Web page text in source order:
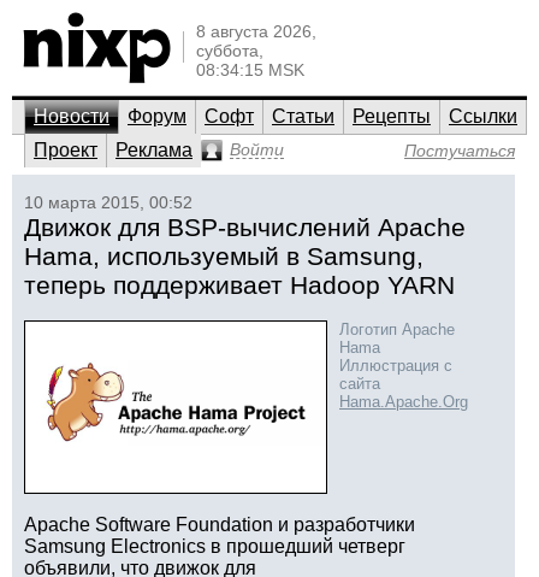
8 августа 2026,
суббота,
08:34:15 MSK
Новости Форум Софт Статьи Рецепты
Ссылки
Проект
Реклама Войти Постучаться
10 марта 2015, 00:52
Движок для BSP-вычислений Apache
Hama, используемый в Samsung,
теперь поддерживает Hadoop YARN
Логотип Apache
Hama
Иллюстрация с
сайта
Hama.Apache.Org
Apache Software Foundation и разработчики
Samsung Electronics в прошедший четверг
объявили, что движок для